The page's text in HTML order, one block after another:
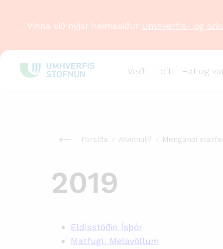
Veiði Loft Haf og
Vinna við nýjar heimasíður Umhverfis- og
Forsíða Atvinnulíf Mengandi
2019
Eldisstöðin Ísþór
Matfugl, Melavöllum